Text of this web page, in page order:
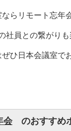
らリモート忘年
員との繋がりも
ひ日本会議室で
会のおすすめ